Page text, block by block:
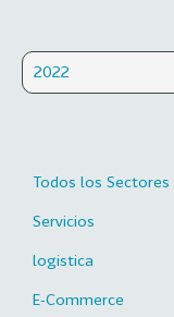
2022
Todos los Sectores
Servicios
logistica
E-Commerce